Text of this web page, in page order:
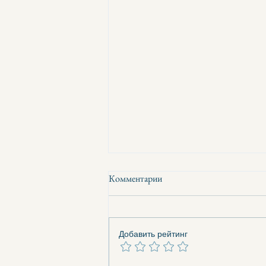
Комментарии
Добавить рейтинг